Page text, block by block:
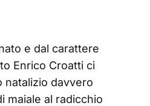
e dal carattere
Enrico Croatti ci
natalizio davvero
maiale al radicchio